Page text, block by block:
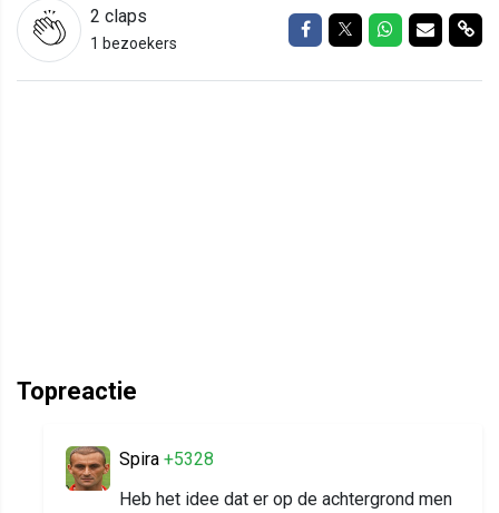
2 claps
1 bezoekers
Delen op Facebook
Delen op Twitter
Delen op
Delen
Topreactie
Spira +5328
Heb het idee dat er op de achtergrond men